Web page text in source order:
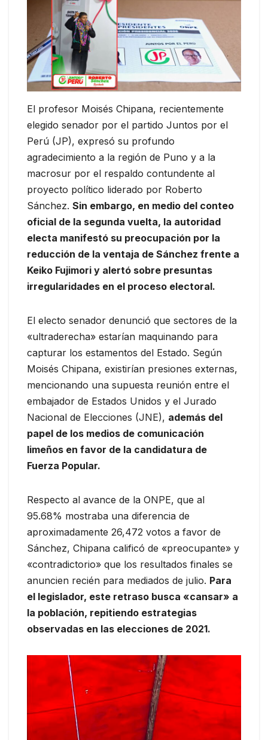
El profesor Moisés Chipana, recientemente
elegido senador por el partido Juntos por el
Perú (JP), expresó su profundo
agradecimiento a la región de Puno y a la
macrosur por el respaldo contundente al
proyecto político liderado por Roberto
Sánchez. Sin embargo, en medio del conteo
oficial de la segunda vuelta, la autoridad
electa manifestó su preocupación por la
reducción de la ventaja de Sánchez frente a
Keiko Fujimori y alertó sobre presuntas
irregularidades en el proceso electoral.
El electo senador denunció que sectores de la
«ultraderecha» estarían maquinando para
capturar los estamentos del Estado. Según
Moisés Chipana, existirían presiones externas,
mencionando una supuesta reunión entre el
embajador de Estados Unidos y el Jurado
Nacional de Elecciones (JNE), además del
papel de los medios de comunicación
limeños en favor de la candidatura de
Fuerza Popular.
Respecto al avance de la ONPE, que al
95.68% mostraba una diferencia de
aproximadamente 26,472 votos a favor de
Sánchez, Chipana calificó de «preocupante» y
«contradictorio» que los resultados finales se
anuncien recién para mediados de julio. Para
el legislador, este retraso busca «cansar» a
la población, repitiendo estrategias
observadas en las elecciones de 2021.